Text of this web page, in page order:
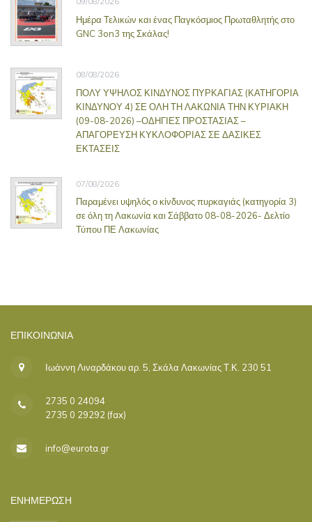
Ημέρα Τελικών και ένας Παγκόσμιος Πρωταθλητής στο
GNC 3on3 της Σκάλας!
08/08/2026
ΠΟΛΥ ΥΨΗΛΟΣ ΚΙΝΔΥΝΟΣ ΠΥΡΚΑΓΙΑΣ (ΚΑΤΗΓΟΡΙΑ
ΚΙΝΔΥΝΟΥ 4) ΣΕ ΟΛΗ ΤΗ ΛΑΚΩΝΙΑ ΤΗΝ ΚΥΡΙΑΚΗ
(09-08-2026) –ΟΔΗΓΙΕΣ ΠΡΟΣΤΑΣΙΑΣ –
ΑΠΑΓΟΡΕΥΣΗ ΚΥΚΛΟΦΟΡΙΑΣ ΣΕ ΔΑΣΙΚΕΣ
ΕΚΤΑΣΕΙΣ
07/08/2026
Παραμένει υψηλός ο κίνδυνος πυρκαγιάς (κατηγορία 3)
σε όλη τη Λακωνία και Σάββατο 08-08-2026- Δελτίο
Τύπου ΠΕ Λακωνίας
ΕΠΙΚΟΙΝΩΝΊΑ
Ιωάννη Λιναρδάκου αρ. 5, Σκάλα Λακωνίας Τ.Κ. 230 51
2735 0 24094
2735 0 29292 (fax)
info@eurota.gr
ΕΝΗΜΕΡΩΣΗ